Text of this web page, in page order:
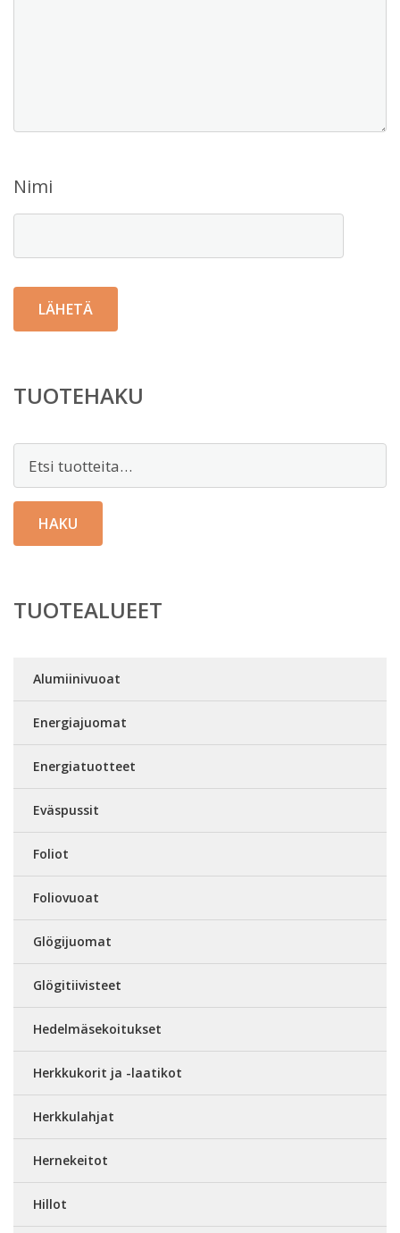
Nimi
TUOTEHAKU
HAKU
TUOTEALUEET
Alumiinivuoat
Energiajuomat
Energiatuotteet
Eväspussit
Foliot
Foliovuoat
Glögijuomat
Glögitiivisteet
Hedelmäsekoitukset
Herkkukorit ja -laatikot
Herkkulahjat
Hernekeitot
Hillot